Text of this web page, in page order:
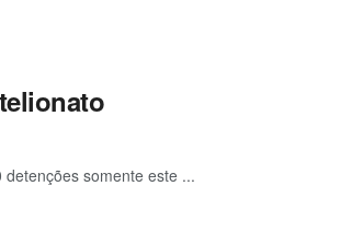
somente este ...